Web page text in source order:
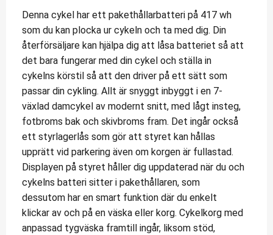
Denna cykel har ett pakethållarbatteri på 417 wh
som du kan plocka ur cykeln och ta med dig. Din
återförsäljare kan hjälpa dig att låsa batteriet så att
det bara fungerar med din cykel och ställa in
cykelns körstil så att den driver på ett sätt som
passar din cykling. Allt är snyggt inbyggt i en 7-
växlad damcykel av modernt snitt, med lågt insteg,
fotbroms bak och skivbroms fram. Det ingår också
ett styrlagerlås som gör att styret kan hållas
upprätt vid parkering även om korgen är fullastad.
Displayen på styret håller dig uppdaterad när du och
cykelns batteri sitter i pakethållaren, som
dessutom har en smart funktion där du enkelt
klickar av och på en väska eller korg. Cykelkorg med
anpassad tygväska framtill ingår, liksom stöd,